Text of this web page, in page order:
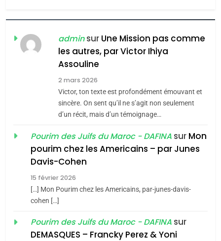
FIÈRE, DIGNE ET RÉSILIENTE :
POURQUOI JE REVENDIQUE
MA JUDAÏTE par Thérèse
Zrihen-Dvir
ISRAÉL JUDAISME
CE QUI NOUS MANQUE –
Jacques Hadida
JUDAISME
Maroc : Les amandes de
Tafraout, le miel de Tadla
du terroir
Oeil ravageur – Vanessa
De Loya Stauber
adminsur Une Mission pas comme
les autres, par Victor Ihiya
Assouline
2 mars 2026
Victor, ton texte est profondément émouvant et
sincère. On sent qu’il ne s’agit non seulement
d’un récit, mais d’un témoignage…
Pourim des Juifs du Maroc - DAFINA sur Mon
pourim chez les Americains – par Junes
Davis-Cohen
15 février 2026
[…] Mon Pourim chez les Americains, par-junes-davis-
cohen […]
Pourim des Juifs du Maroc - DAFINA sur
DEMASQUES – Francky Perez & Yoni